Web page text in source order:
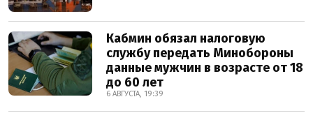
Кабмин обязал налоговую
службу передать Минобороны
данные мужчин в возрасте от 18
до 60 лет
6 АВГУСТА, 19:39